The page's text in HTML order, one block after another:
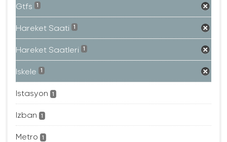
Gtfs 1
Hareket Saati 1
Hareket Saatleri 1
Iskele 1
Istasyon 1
Izban 1
Metro 1